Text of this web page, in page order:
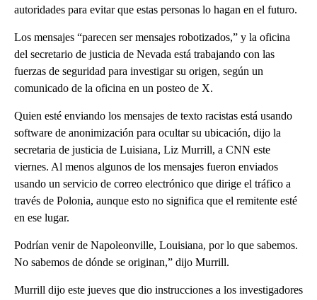
autoridades para evitar que estas personas lo hagan en el futuro.
Los mensajes “parecen ser mensajes robotizados,” y la oficina
del secretario de justicia de Nevada está trabajando con las
fuerzas de seguridad para investigar su origen, según un
comunicado de la oficina en un posteo de X.
Quien esté enviando los mensajes de texto racistas está usando
software de anonimización para ocultar su ubicación, dijo la
secretaria de justicia de Luisiana, Liz Murrill, a CNN este
viernes. Al menos algunos de los mensajes fueron enviados
usando un servicio de correo electrónico que dirige el tráfico a
través de Polonia, aunque esto no significa que el remitente esté
en ese lugar.
Podrían venir de Napoleonville, Louisiana, por lo que sabemos.
No sabemos de dónde se originan,” dijo Murrill.
Murrill dijo este jueves que dio instrucciones a los investigadores